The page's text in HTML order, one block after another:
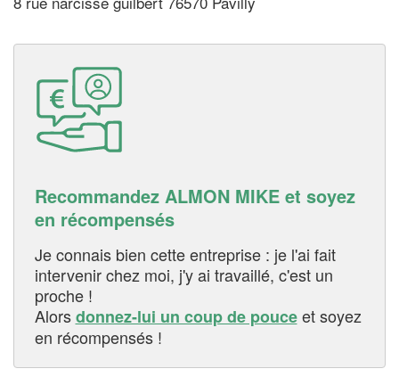
Recommandez ALMON MIKE et soyez
en récompensés
Je connais bien cette entreprise : je l'ai fait
intervenir chez moi, j'y ai travaillé, c'est un
proche !
Alorsdonnez-lui un coup de pouceet soyez
en récompensés !